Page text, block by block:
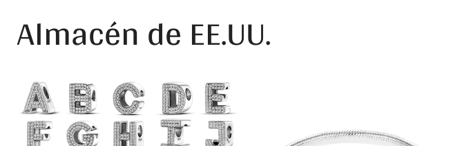
Almacén de EE.UU.